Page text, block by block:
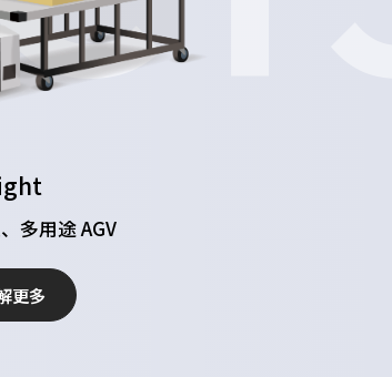
多用途 AGV
更多